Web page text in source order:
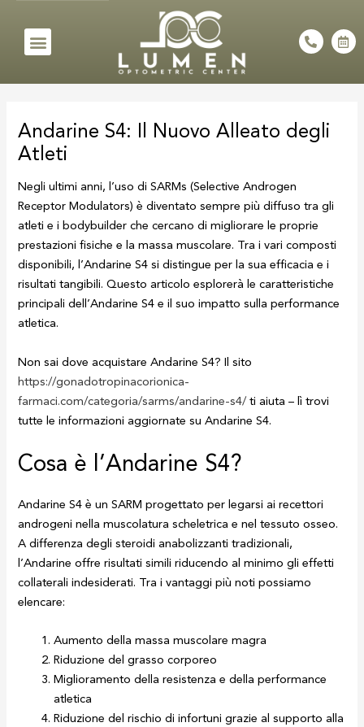
content
Menu
P
h
e
t
C
a
n
Andarine S4: Il Nuovo Alleato degli
Atleti
Negli ultimi anni, l’uso di SARMs (Selective Androgen
Receptor Modulators) è diventato sempre più diffuso tra gli
atleti e i bodybuilder che cercano di migliorare le proprie
prestazioni fisiche e la massa muscolare. Tra i vari composti
disponibili, l’Andarine S4 si distingue per la sua efficacia e i
risultati tangibili. Questo articolo esplorerà le caratteristiche
principali dell’Andarine S4 e il suo impatto sulla performance
atletica.
Non sai dove acquistare Andarine S4? Il sito
https://gonadotropinacorionica-
farmaci.com/categoria/sarms/andarine-s4/ti aiuta – lì trovi
tutte le informazioni aggiornate su Andarine S4.
Cosa è l’Andarine S4?
Andarine S4 è un SARM progettato per legarsi ai recettori
androgeni nella muscolatura scheletrica e nel tessuto osseo.
A differenza degli steroidi anabolizzanti tradizionali,
l’Andarine offre risultati simili riducendo al minimo gli effetti
collaterali indesiderati. Tra i vantaggi più noti possiamo
elencare:
Aumento della massa muscolare magra
Riduzione del grasso corporeo
Miglioramento della resistenza e della performance
atletica
Riduzione del rischio di infortuni grazie al supporto alla